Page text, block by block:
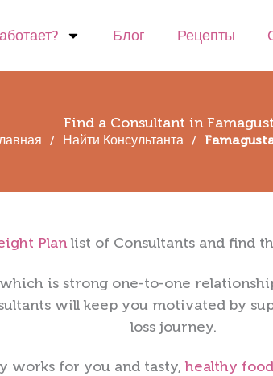
Блог Рецепты
Find a Consultant in
/ Найти Консультанта /
Plan list of Consultants and find
is strong one-to-one
will keep you motivated by
loss journey.
works for you and tasty, healthy